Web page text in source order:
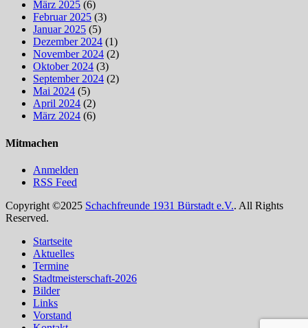
März 2025 (6)
Februar 2025 (3)
Januar 2025 (5)
Dezember 2024 (1)
November 2024 (2)
Oktober 2024 (3)
September 2024 (2)
Mai 2024 (5)
April 2024 (2)
März 2024 (6)
Mitmachen
Anmelden
RSS Feed
Copyright ©2025 Schachfreunde 1931 Bürstadt e.V.. All Rights
Reserved.
oben
scrollen
Startseite
Aktuelles
Termine
Stadtmeisterschaft-2026
Bilder
Links
Vorstand